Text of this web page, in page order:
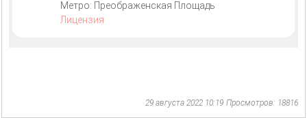
Метро: Преображенская Площадь
Лицензия
29 августа 2022 10:19 Просмотров: 18816